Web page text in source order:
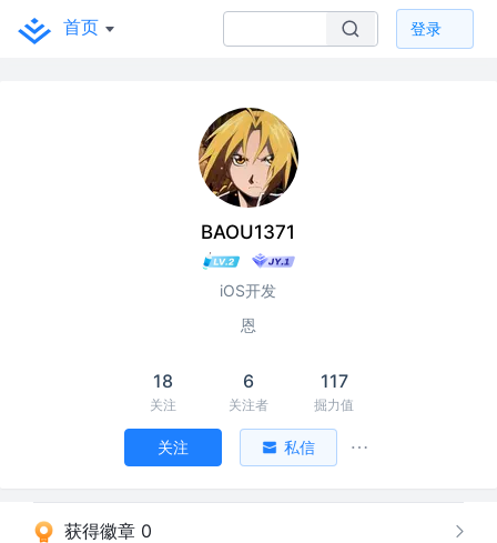
首页 登录
BAOU1371
iOS开发
恩
18
关注
6
关注者
117
掘力值
关注 私信
获得徽章 0